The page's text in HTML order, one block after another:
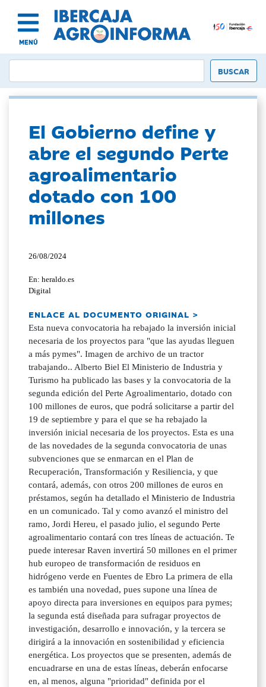
MENÚ
El Gobierno define y
abre el segundo Perte
agroalimentario
dotado con 100
millones
26/08/2024
En: heraldo.es
Digital
ENLACE AL DOCUMENTO ORIGINAL >
Esta nueva convocatoria ha rebajado la inversión inicial
necesaria de los proyectos para "que las ayudas lleguen
a más pymes". Imagen de archivo de un tractor
trabajando.. Alberto Biel El Ministerio de Industria y
Turismo ha publicado las bases y la convocatoria de la
segunda edición del Perte Agroalimentario, dotado con
100 millones de euros, que podrá solicitarse a partir del
19 de septiembre y para el que se ha rebajado la
inversión inicial necesaria de los proyectos. Esta es una
de las novedades de la segunda convocatoria de unas
subvenciones que se enmarcan en el Plan de
Recuperación, Transformación y Resiliencia, y que
contará, además, con otros 200 millones de euros en
préstamos, según ha detallado el Ministerio de Industria
en un comunicado. Tal y como avanzó el ministro del
ramo, Jordi Hereu, el pasado julio, el segundo Perte
agroalimentario contará con tres líneas de actuación. Te
puede interesar Raven invertirá 50 millones en el primer
hub europeo de transformación de residuos en
hidrógeno verde en Fuentes de Ebro La primera de ella
es también una novedad, pues supone una línea de
apoyo directa para inversiones en equipos para pymes;
la segunda está diseñada para sufragar proyectos de
investigación, desarrollo e innovación, y la tercera se
dirigirá a la innovación en sostenibilidad y eficiencia
energética. Los proyectos que se presenten, además de
encuadrarse en una de estas líneas, deberán enfocarse
en, al menos, alguna "prioridad" definida por el